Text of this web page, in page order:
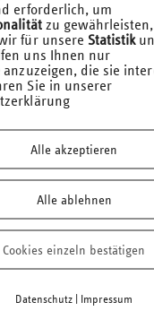
möchten wir Ihnen
in der privaten
und möglichen
Außerdem zeigen wir Ihnen
erforderlich, um
zu
für unsere Statistik
uns Ihnen nur
anzuzeigen, die sie
Sie in unserer
Alle akzeptieren
Alle ablehnen
Cookies einzeln bestätigen
Datenschutz| Impressum